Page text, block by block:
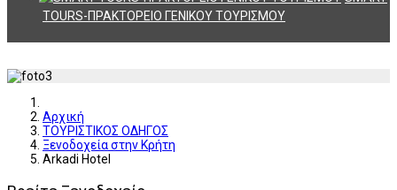
TOURS-ΠΡΑΚΤΟΡΕΙΟ ΓΕΝΙΚΟΥ ΤΟΥΡΙΣΜΟΥ
Αρχική
ΤΟΥΡΙΣΤΙΚΟΣ ΟΔΗΓΟΣ
Ξενοδοχεία στην Κρήτη
Arkadi Hotel